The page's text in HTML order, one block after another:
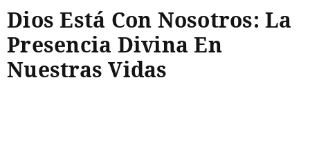
Dios Está Con Nosotros: La
Presencia Divina En
Nuestras Vidas